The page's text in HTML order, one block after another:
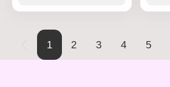
1 2 3 4 5